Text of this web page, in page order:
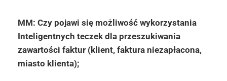
MM: Czy pojawi się możliwość wykorzystania
Inteligentnych teczek dla przeszukiwania
zawartości faktur (klient, faktura niezapłacona,
miasto klienta);